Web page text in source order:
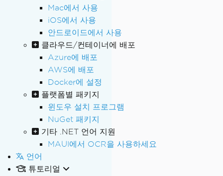
Mac에서 사용
iOS에서 사용
안드로이드에서 사용
클라우드/컨테이너에 배포
Azure에 배포
AWS에 배포
Docker에 설정
플랫폼별 패키지
윈도우 설치 프로그램
NuGet 패키지
기타 .NET 언어 지원
MAUI에서 OCR을 사용하세요
언어
튜토리얼